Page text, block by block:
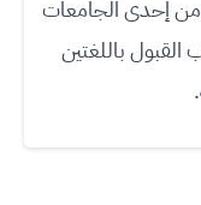
إحدى الجامعات
باللغتين